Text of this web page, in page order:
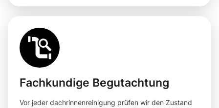
Fachkundige Begutachtung
Vor jeder dachrinnenreinigung prüfen wir den Zustand